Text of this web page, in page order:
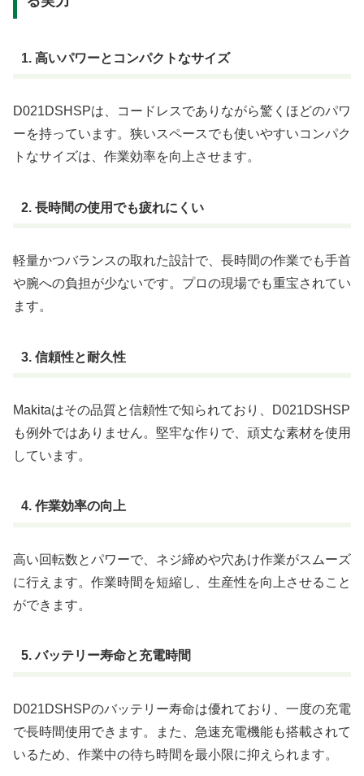
1. 高いパワーとコンパクトなサイズ
D021DSHSPは、コードレスでありながら驚くほどのパワ
ーを持っています。狭いスペースでも使いやすいコンパク
トなサイズは、作業効率を向上させます。
2. 長時間の使用でも疲れにくい
軽量かつバランスの取れた設計で、長時間の作業でも手首
や腕への負担が少ないです。プロの現場でも重宝されてい
ます。
3. 信頼性と耐久性
Makitaはその品質と信頼性で知られており、D021DSHSP
も例外ではありません。堅牢な作りで、頑丈な素材を使用
しています。
4. 作業効率の向上
高い回転数とパワーで、ネジ締めや穴あけ作業がスムーズ
に行えます。作業時間を短縮し、生産性を向上させること
ができます。
5. バッテリー寿命と充電時間
D021DSHSPのバッテリー寿命は優れており、一度の充電
で長時間使用できます。また、急速充電機能も搭載されて
いるため、作業中の待ち時間を最小限に抑えられます。